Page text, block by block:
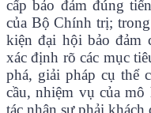
cấp bảo đảm đúng
của Bộ Chính trị;
kiện đại hội bảo đảm
xác định rõ các mục
phá, giải pháp cụ thể
cầu, nhiệm vụ của